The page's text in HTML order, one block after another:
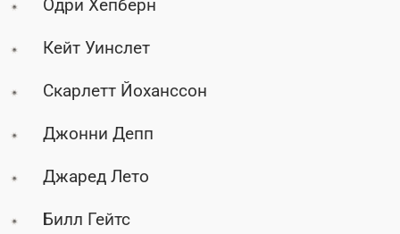
Одри Хепберн
Кейт Уинслет
Скарлетт Йоханссон
Джонни Депп
Джаред Лето
Билл Гейтс